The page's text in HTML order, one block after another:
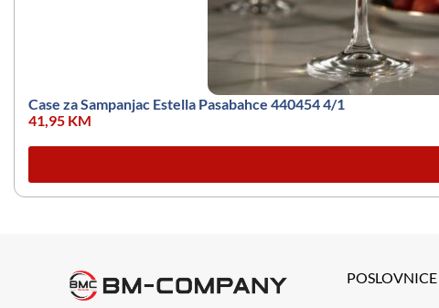
Case za Sampanjac Estella Pasabahce 440454 4/1
41,95 KM
POSLOVNICE